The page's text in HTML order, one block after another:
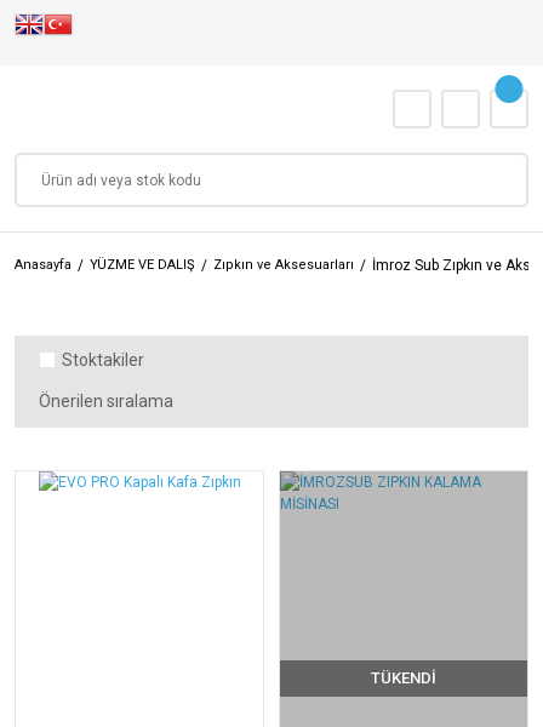
Anasayfa YÜZME VE DALIŞ Zıpkın ve Aksesuarları İmroz Sub Zıpkın ve
Stoktakiler
TÜKENDİ